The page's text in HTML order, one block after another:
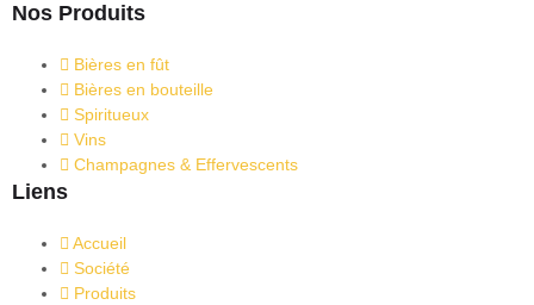
Nos Produits
Bières en fût
Bières en bouteille
Spiritueux
Vins
Champagnes & Effervescents
Liens
Accueil
Société
Produits